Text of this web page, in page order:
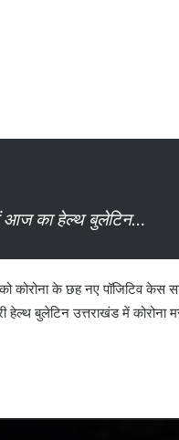
आज का हेल्थ बुलेटिन…
कोरोना के छह नए पॉजिटिव केस
हेल्थ बुलेटिन उत्तराखंड में